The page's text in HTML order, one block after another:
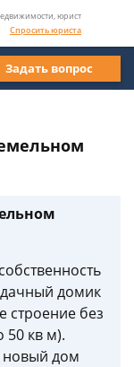
юрист
Спросить юриста
Задать вопрос
дачный домик
строение без
50 кв м).
новый дом